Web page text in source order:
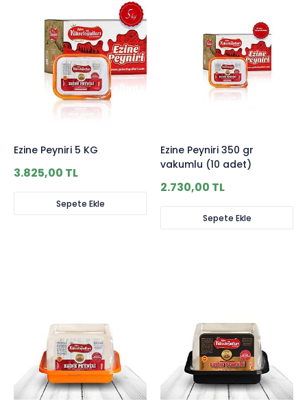
Ezine Peyniri 5 KG
3.825,00 TL
Sepete Ekle
Ezine Peyniri 350 gr
vakumlu (10 adet)
2.730,00 TL
Sepete Ekle